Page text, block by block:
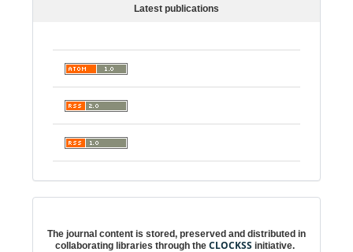
Latest publications
The journal content is stored, preserved and distributed in
collaborating libraries through the CLOCKSS initiative.